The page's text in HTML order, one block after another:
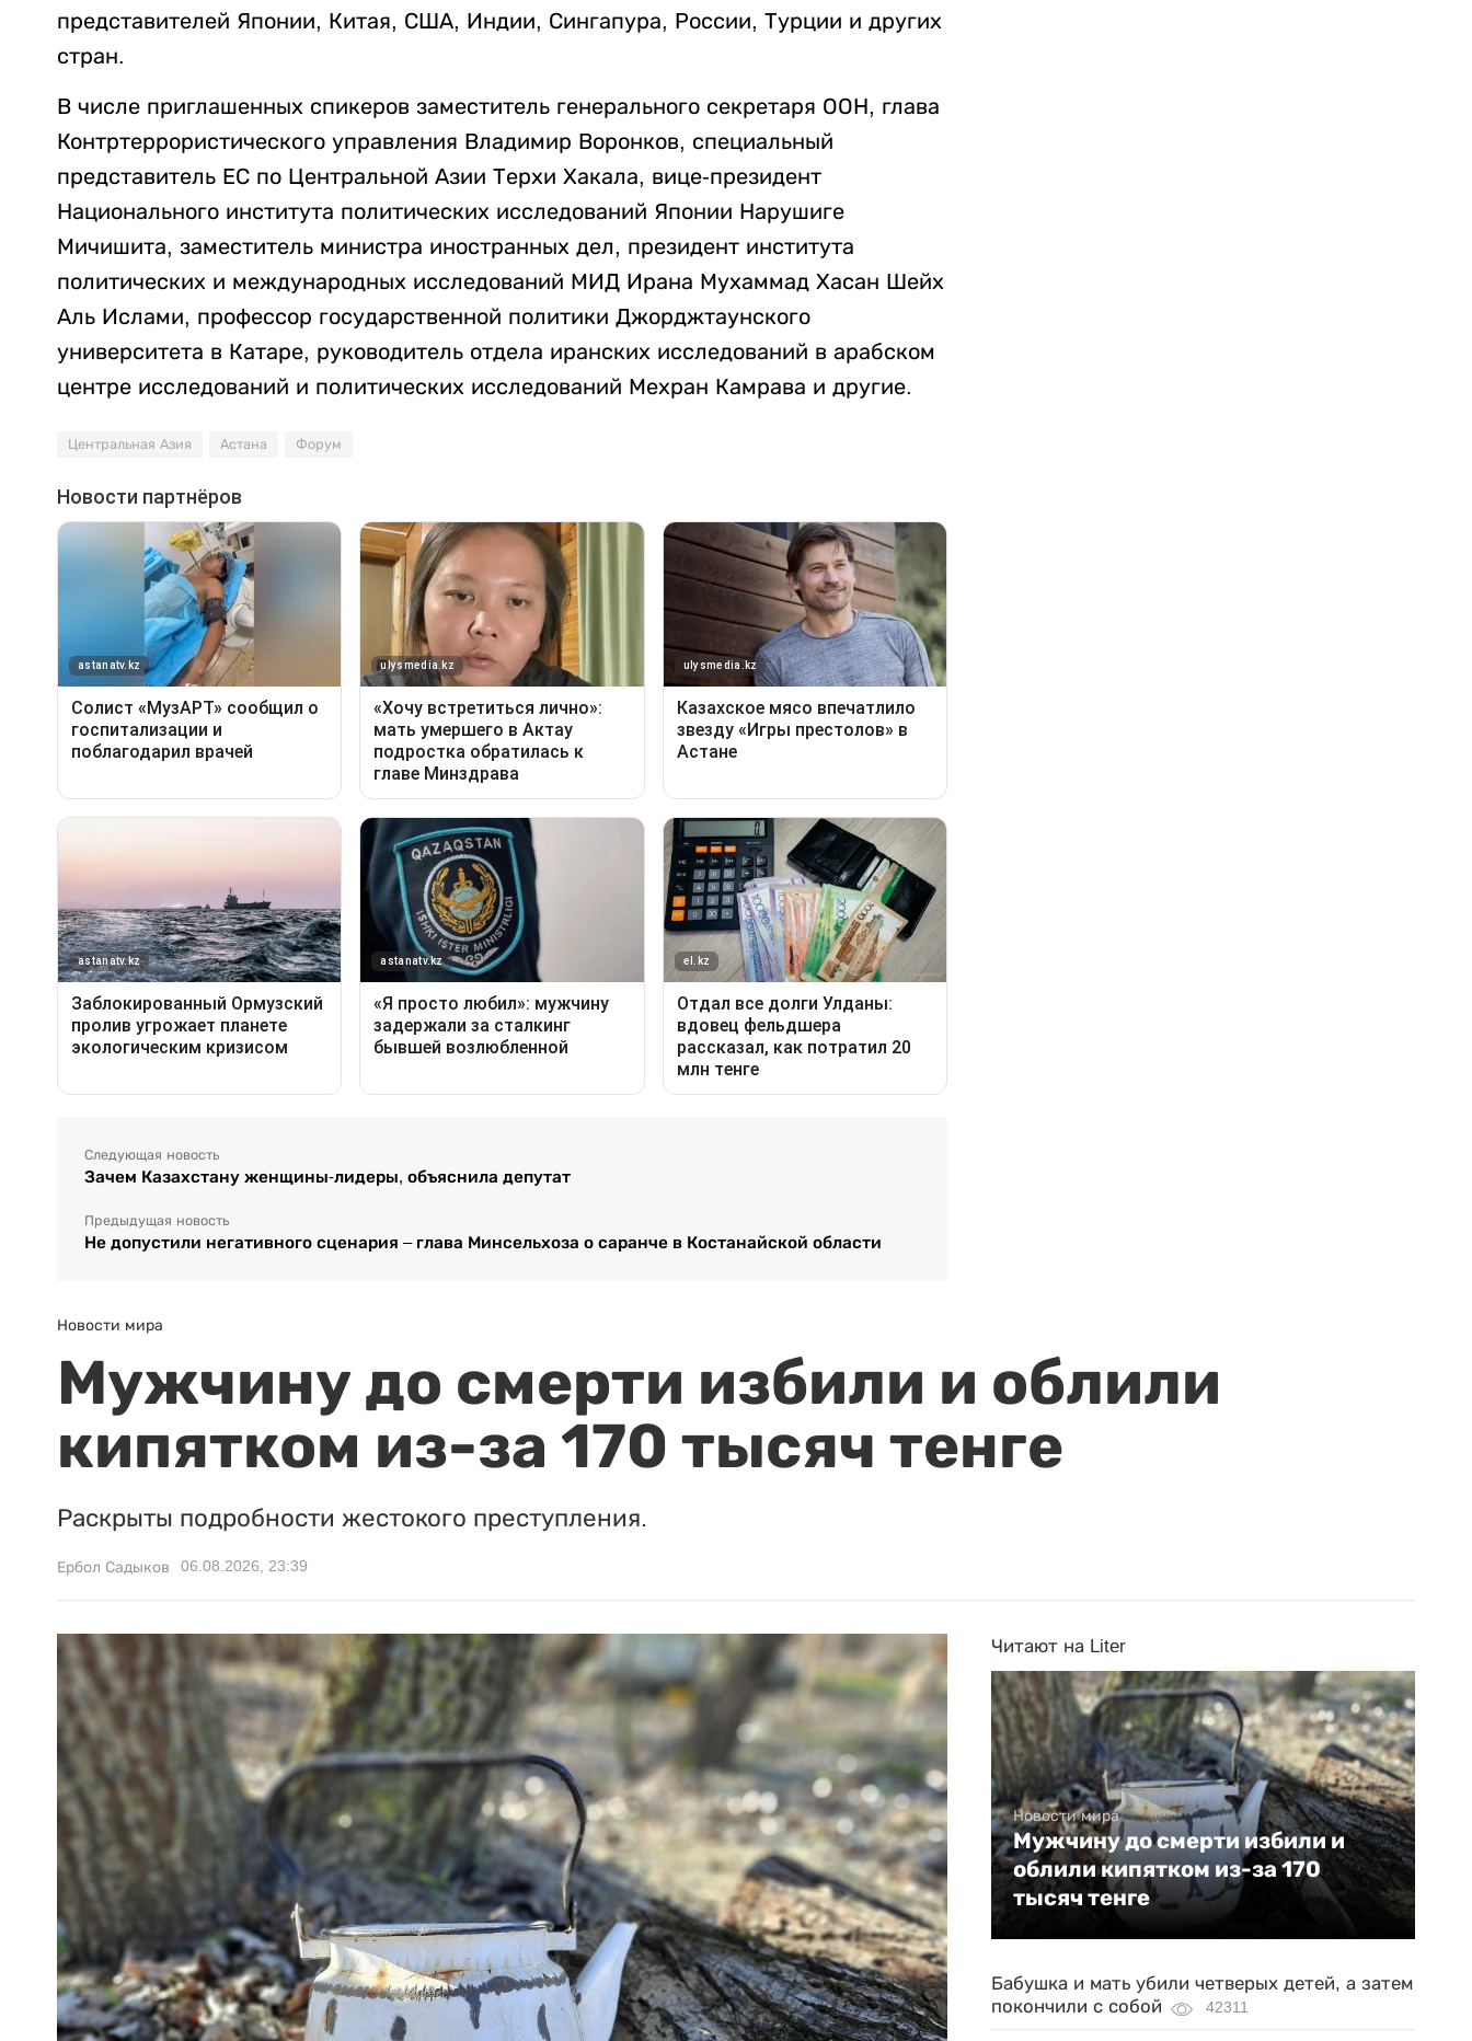
представителей Японии, Китая, США, Индии, Сингапура, России, Турции и других
стран.
В числе приглашенных спикеров заместитель генерального секретаря ООН, глава
Контртеррористического управления Владимир Воронков, специальный
представитель ЕС по Центральной Азии Терхи Хакала, вице-президент
Национального института политических исследований Японии Нарушиге
Мичишита, заместитель министра иностранных дел, президент института
политических и международных исследований МИД Ирана Мухаммад Хасан Шейх
Аль Ислами, профессор государственной политики Джорджтаунского
университета в Катаре, руководитель отдела иранских исследований в арабском
центре исследований и политических исследований Мехран Камрава и другие.
Центральная Азия Астана Форум
Следующая новость
Зачем Казахстану женщины-лидеры, объяснила депутат
Предыдущая новость
Не допустили негативного сценария – глава Минсельхоза о саранче в Костанайской области
Новости мира
Мужчину до смерти избили и облили
кипятком из-за 170 тысяч тенге
Раскрыты подробности жестокого преступления.
Ербол Садыков 06.08.2026, 23:39
Читают на Liter
Новости мира
Мужчину до смерти избили и
облили кипятком из-за 170
тысяч тенге
Бабушка и мать убили четверых детей, а затем
покончили с собой
42311